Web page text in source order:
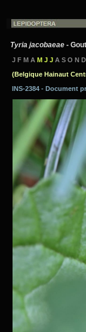
Tyria jacobaeae -
J F M A M J J A S O N D
(Belgique Hainaut
INS-2384 - Document